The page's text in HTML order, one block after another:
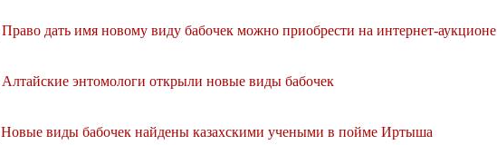
Право дать имя новому виду бабочек можно приобрести на интернет-аукционе
Алтайские энтомологи открыли новые виды бабочек
Новые виды бабочек найдены казахскими учеными в пойме Иртыша